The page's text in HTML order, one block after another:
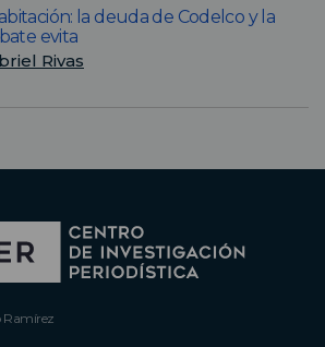
la deuda de Codelco y la
evita
Rivas
Ramírez